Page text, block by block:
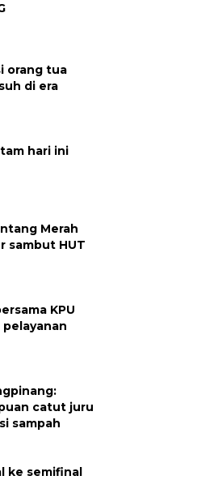
orang tua
di era
hari ini
Merah
sambut HUT
KPU
catut juru
sampah
ke semifinal